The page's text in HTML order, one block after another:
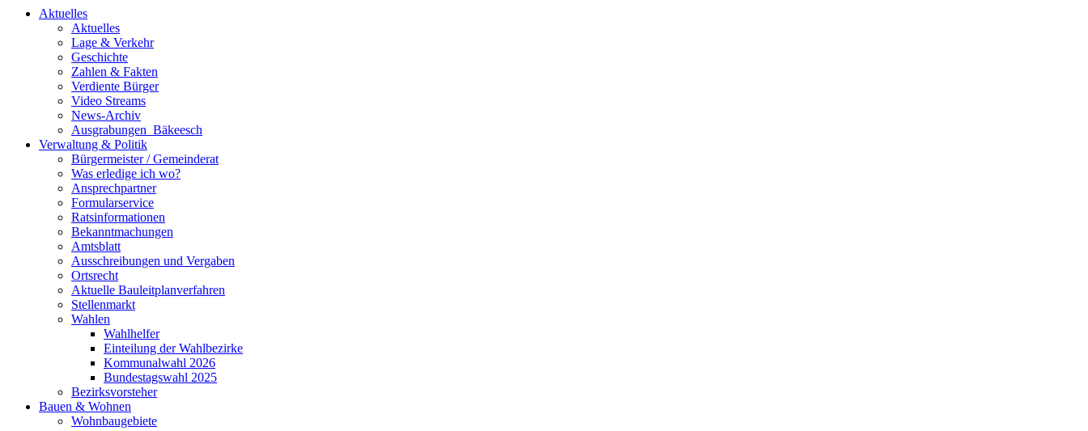
Aktuelles
Aktuelles
Lage & Verkehr
Geschichte
Zahlen & Fakten
Verdiente Bürger
Video Streams
News-Archiv
Ausgrabungen_Bäkeesch
Verwaltung & Politik
Bürgermeister / Gemeinderat
Was erledige ich wo?
Ansprechpartner
Formularservice
Ratsinformationen
Bekanntmachungen
Amtsblatt
Ausschreibungen und Vergaben
Ortsrecht
Aktuelle Bauleitplanverfahren
Stellenmarkt
Wahlen
Wahlhelfer
Einteilung der Wahlbezirke
Kommunalwahl 2026
Bundestagswahl 2025
Bezirksvorsteher
Bauen & Wohnen
Wohnbaugebiete